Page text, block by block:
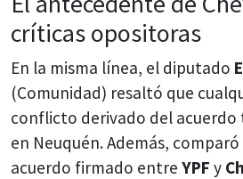
críticas opositoras
En la misma línea, el diputado
(Comunidad) resaltó que
conflicto derivado del acuerdo
en Neuquén. Además,
acuerdo firmado entre YPF y